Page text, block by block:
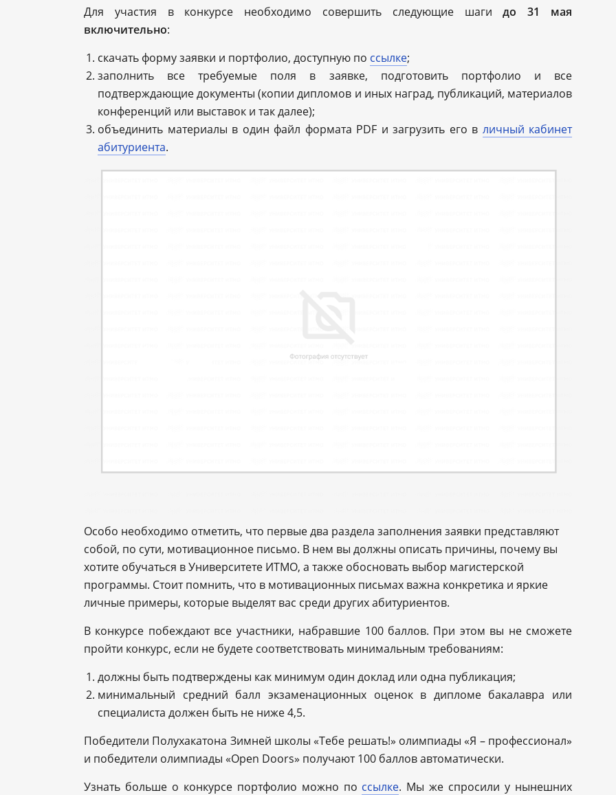
Для участия в конкурсе необходимо совершить следующие шагидо 31 мая
включительно:
скачать форму заявки и портфолио, доступную по ссылке;
заполнить все требуемые поля в заявке, подготовить портфолио и все
подтверждающие документы (копии дипломов и иных наград, публикаций, материалов
конференций или выставок и так далее);
объединить материалы в один файл формата PDF и загрузить его в личный кабинет
абитуриента.
Особо необходимо отметить, что первые два раздела заполнения заявки представляют
собой, по сути, мотивационное письмо. В нем вы должны описать причины, почему вы
хотите обучаться в Университете ИТМО, а также обосновать выбор магистерской
программы. Стоит помнить, что в мотивационных письмах важна конкретика и яркие
личные примеры, которые выделят вас среди других абитуриентов.
В конкурсе побеждают все участники, набравшие 100 баллов. При этом вы не сможете
пройти конкурс, если не будете соответствовать минимальным требованиям:
должны быть подтверждены как минимум один доклад или одна публикация;
минимальный средний балл экзаменационных оценок в дипломе бакалавра или
специалиста должен быть не ниже 4,5.
Победители Полухакатона Зимней школы «Тебе решать!» олимпиады «Я – профессионал»
и победители олимпиады «Open Doors» получают 100 баллов автоматически.
Узнать больше о конкурсе портфолио можно по ссылке. Мы же спросили у нынешних